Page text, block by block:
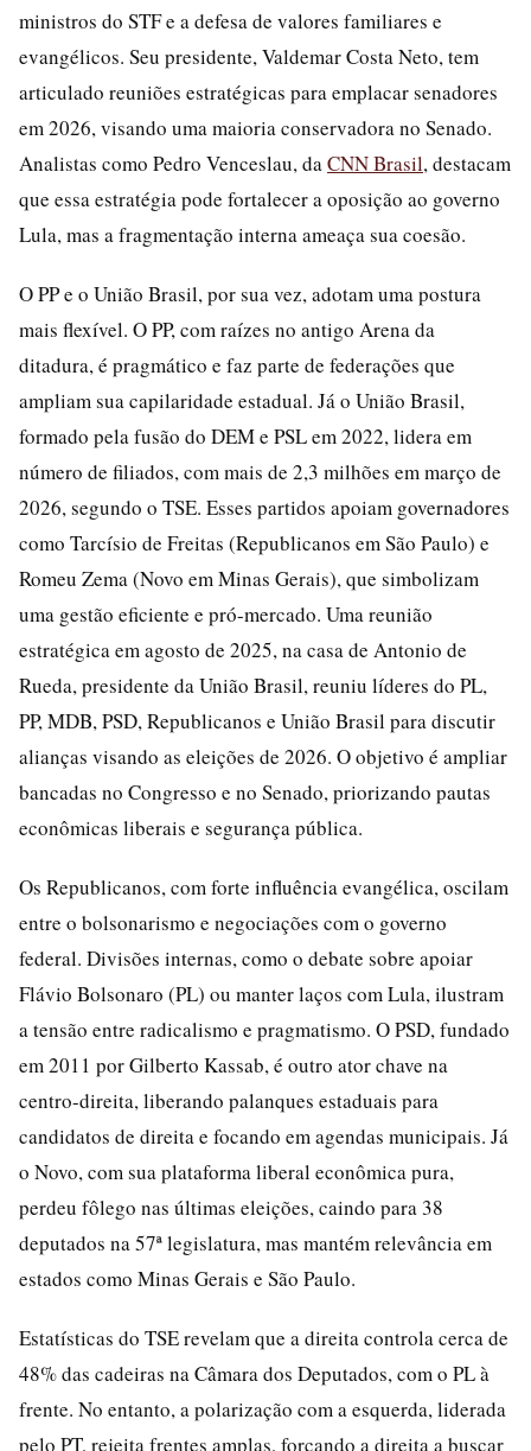
ministros do STF e a defesa de valores familiares e
evangélicos. Seu presidente, Valdemar Costa Neto, tem
articulado reuniões estratégicas para emplacar senadores
em 2026, visando uma maioria conservadora no Senado.
Analistas como Pedro Venceslau, daCNN Brasil, destacam
que essa estratégia pode fortalecer a oposição ao governo
Lula, mas a fragmentação interna ameaça sua coesão.
O PP e o União Brasil, por sua vez, adotam uma postura
mais flexível. O PP, com raízes no antigo Arena da
ditadura, é pragmático e faz parte de federações que
ampliam sua capilaridade estadual. Já o União Brasil,
formado pela fusão do DEM e PSL em 2022, lidera em
número de filiados, com mais de 2,3 milhões em março de
2026, segundo o TSE. Esses partidos apoiam governadores
como Tarcísio de Freitas (Republicanos em São Paulo) e
Romeu Zema (Novo em Minas Gerais), que simbolizam
uma gestão eficiente e pró-mercado. Uma reunião
estratégica em agosto de 2025, na casa de Antonio de
Rueda, presidente da União Brasil, reuniu líderes do PL,
PP, MDB, PSD, Republicanos e União Brasil para discutir
alianças visando as eleições de 2026. O objetivo é ampliar
bancadas no Congresso e no Senado, priorizando pautas
econômicas liberais e segurança pública.
Os Republicanos, com forte influência evangélica, oscilam
entre o bolsonarismo e negociações com o governo
federal. Divisões internas, como o debate sobre apoiar
Flávio Bolsonaro (PL) ou manter laços com Lula, ilustram
a tensão entre radicalismo e pragmatismo. O PSD, fundado
em 2011 por Gilberto Kassab, é outro ator chave na
centro-direita, liberando palanques estaduais para
candidatos de direita e focando em agendas municipais. Já
o Novo, com sua plataforma liberal econômica pura,
perdeu fôlego nas últimas eleições, caindo para 38
deputados na 57ª legislatura, mas mantém relevância em
estados como Minas Gerais e São Paulo.
Estatísticas do TSE revelam que a direita controla cerca de
48% das cadeiras na Câmara dos Deputados, com o PL à
frente. No entanto, a polarização com a esquerda, liderada
pelo PT, rejeita frentes amplas, forçando a direita a buscar